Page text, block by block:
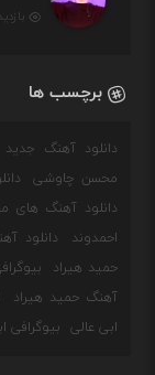
بازدید : ۰
برچسب ها
دانلود آهنگ جدید
محسن چاوشی
دانلود آهنگ
احمدوند
دانلود
حمید هیراد
آهنگ حمید هیراد
ابی عالی
بیوگرافی